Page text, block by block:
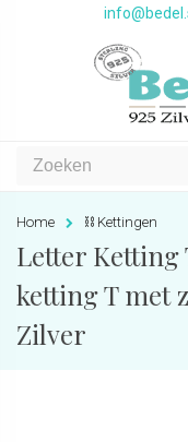
Home ⛓ Kettingen
Letter
ketting T met
Zilver